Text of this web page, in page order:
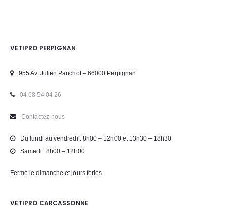
VETIPRO PERPIGNAN
955 Av. Julien Panchot – 66000 Perpignan
04 68 54 04 26
Contactez-nous
Du lundi au vendredi : 8h00 – 12h00 et 13h30 – 18h30
Samedi : 8h00 – 12h00
Fermé le dimanche et jours fériés
VETIPRO CARCASSONNE